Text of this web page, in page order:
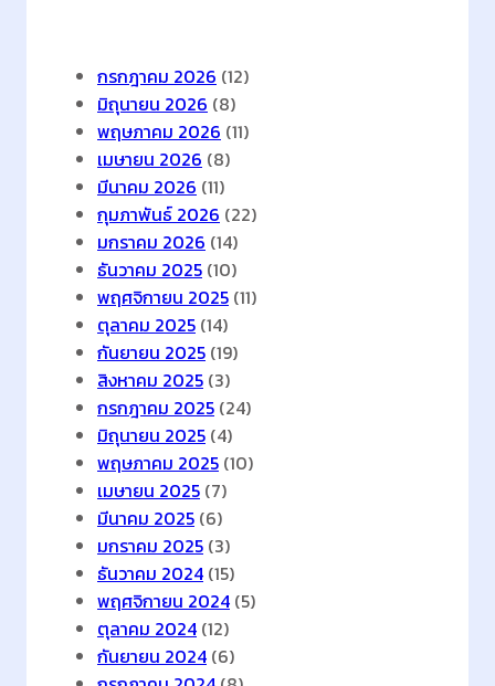
เ
ป็
น
ค
ง
แ
ร
ก
ข
อ
ง
โ
ล
ก
สำ
รั
บ
เ
ค
รื่
กรกฎาคม 2026 (12)
มิถุนายน 2026 (8)
พฤษภาคม 2026 (11)
เมษายน 2026 (8)
มีนาคม 2026 (11)
กุมภาพันธ์ 2026 (22)
มกราคม 2026 (14)
ธันวาคม 2025 (10)
พฤศจิกายน 2025 (11)
ตุลาคม 2025 (14)
กันยายน 2025 (19)
สิงหาคม 2025 (3)
กรกฎาคม 2025 (24)
มิถุนายน 2025 (4)
พฤษภาคม 2025 (10)
เมษายน 2025 (7)
มีนาคม 2025 (6)
มกราคม 2025 (3)
ธันวาคม 2024 (15)
พฤศจิกายน 2024 (5)
ตุลาคม 2024 (12)
กันยายน 2024 (6)